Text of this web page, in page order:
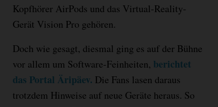
Kopfhörer AirPods und das Virtual-Reality-
Gerät Vision Pro gehören.
Doch wie gesagt, diesmal ging es auf der Bühne
vor allem um Software-Feinheiten, berichtet
das Portal Äripäev. Die Fans lasen daraus
trotzdem Hinweise auf neue Geräte heraus. So